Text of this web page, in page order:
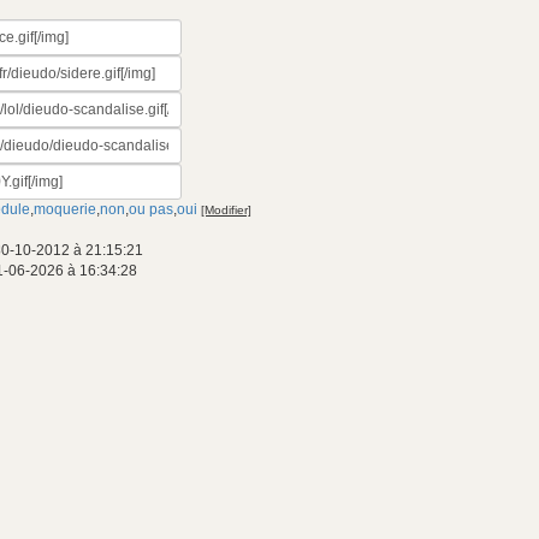
,moquerie,non,ou pas,oui [Modifier]
10-2012 à 21:15:21
06-2026 à 16:34:28